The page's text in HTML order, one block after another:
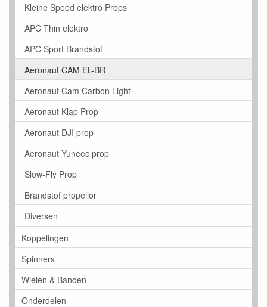
Kleine Speed elektro Props
APC Thin elektro
APC Sport Brandstof
Aeronaut CAM EL-BR
Aeronaut Cam Carbon Light
Aeronaut Klap Prop
Aeronaut DJI prop
Aeronaut Yuneec prop
Slow-Fly Prop
Brandstof propellor
Diversen
Koppelingen
Spinners
Wielen & Banden
Onderdelen